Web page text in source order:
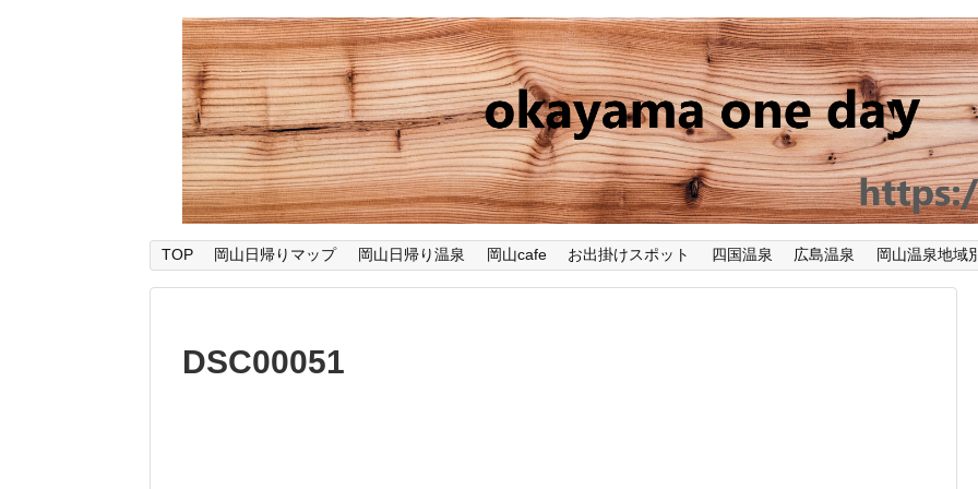
TOP 岡山日帰りマップ 岡山日帰り温泉 岡山cafe お出掛けスポット 四国温泉 広島温泉 岡山温泉地域
DSC00051